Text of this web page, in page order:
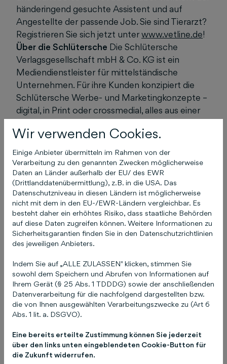
händeringend gesuchte Assistent und auf
Angestellte der passende Job. Sie sind Tierarzt?
Registrieren Sie sich jetzt unterwww.vetline.de!
Über die Schlütersche Die Schlütersche
Verlagsgesellschaft mbH & Co. KG ist ein
Mediendienstleister für mittelständische
Unternehmen. Für ihre Kunden konzipiert die
Schlütersche Werbe- und Marketingkonzepte –
digital, in Print oder crossmedial, alles aus einer
produziert die Schlütersche Fachinformationen
für Tierärzte und Tiermedizinische
Fachangestellte. Das Portfolio umfasst neben
dem Onlineportal vetline.de auch
Fachzeitschriften und Fachbücher sowie E-
Learning-Angebote im Rahmen der vetline-
Akademie und des Fachforums Kleintiere. Zu
den Fachzeitschriften zählen Der Praktische
Tierarzt, die Kleintierpraxis, news4vets, Tierisch
Dabei und die Berliner und Münchener
Tierärztliche Wochenschrift. Unter den
Fachbüchern sind Standardwerke und
Lehrbücher zu finden, wie z. B. die Budras
Anatomie-Atlanten.Pressekontakt vetline.de
Dr. Anne Strattner Chefredaktion Der Praktische
strattner@schluetersche.de Telefon: 0511 8550-
2556Pressekontakt SchlüterscheChristiane
Wir verwenden Cookies.
Einige Anbieter übermitteln im Rahmen von der
Verarbeitung zu den genannten Zwecken möglicherweise
Daten an Länder außerhalb der EU/ des EWR
(Drittlanddatenübermittlung), z.B. in die USA. Das
Datenschutzniveau in diesen Ländern ist möglicherweise
nicht mit dem in den EU-/EWR-Ländern vergleichbar. Es
besteht daher ein erhöhtes Risiko, dass staatliche Behörden
auf diese Daten zugreifen können. Weitere Informationen zu
Sicherheitsgarantien finden Sie in den Datenschutzrichtlinien
des jeweiligen Anbieters.
Indem Sie auf „ALLE ZULASSEN" klicken, stimmen Sie
sowohl dem Speichern und Abrufen von Informationen auf
Ihrem Gerät (§ 25 Abs. 1 TDDDG) sowie der anschließenden
Datenverarbeitung für die nachfolgend dargestellten bzw.
die von Ihnen ausgewählten Verarbeitungszwecke zu (Art 6
Abs. 1 lit. a. DSGVO).
Eine bereits erteilte Zustimmung können Sie jederzeit
über den links unten eingeblendeten Cookie-Button für
die Zukunft widerrufen.